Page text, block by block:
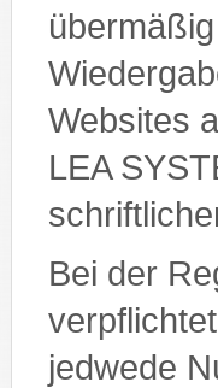
Websites
LEA
Bei der
jedwede